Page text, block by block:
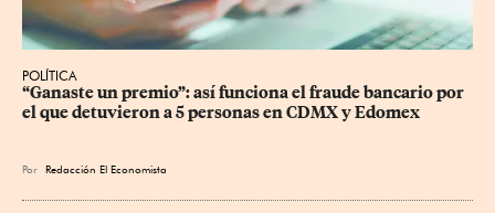
POLÍTICA
“Ganaste un premio”: así funciona el fraude bancario por
el que detuvieron a 5 personas en CDMX y Edomex
Por Redacción El Economista